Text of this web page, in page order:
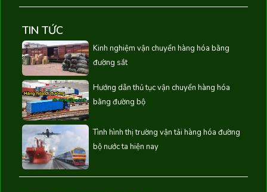
TIN TỨC
Kinh nghiệm vận chuyển hàng hóa bằng
đường sắt
Hướng dẫn thủ tục vận chuyển hàng hóa
bằng đường bộ
Tình hình thị trường vận tải hàng hóa đường
bộ nước ta hiện nay